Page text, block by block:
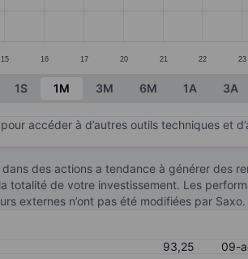
15 16 17 20 21 22 23
1S 1M 3M 6M 1A 3A
pour accéder à d’autres outils techniques et
des actions a tendance à générer des
totalité de votre investissement. Les
externes n’ont pas été modifiées par Saxo.
93,25
09-